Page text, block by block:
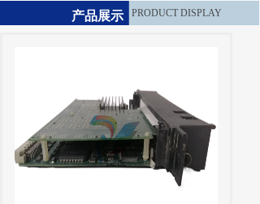
PRODUCT DISPLAY
产品展示